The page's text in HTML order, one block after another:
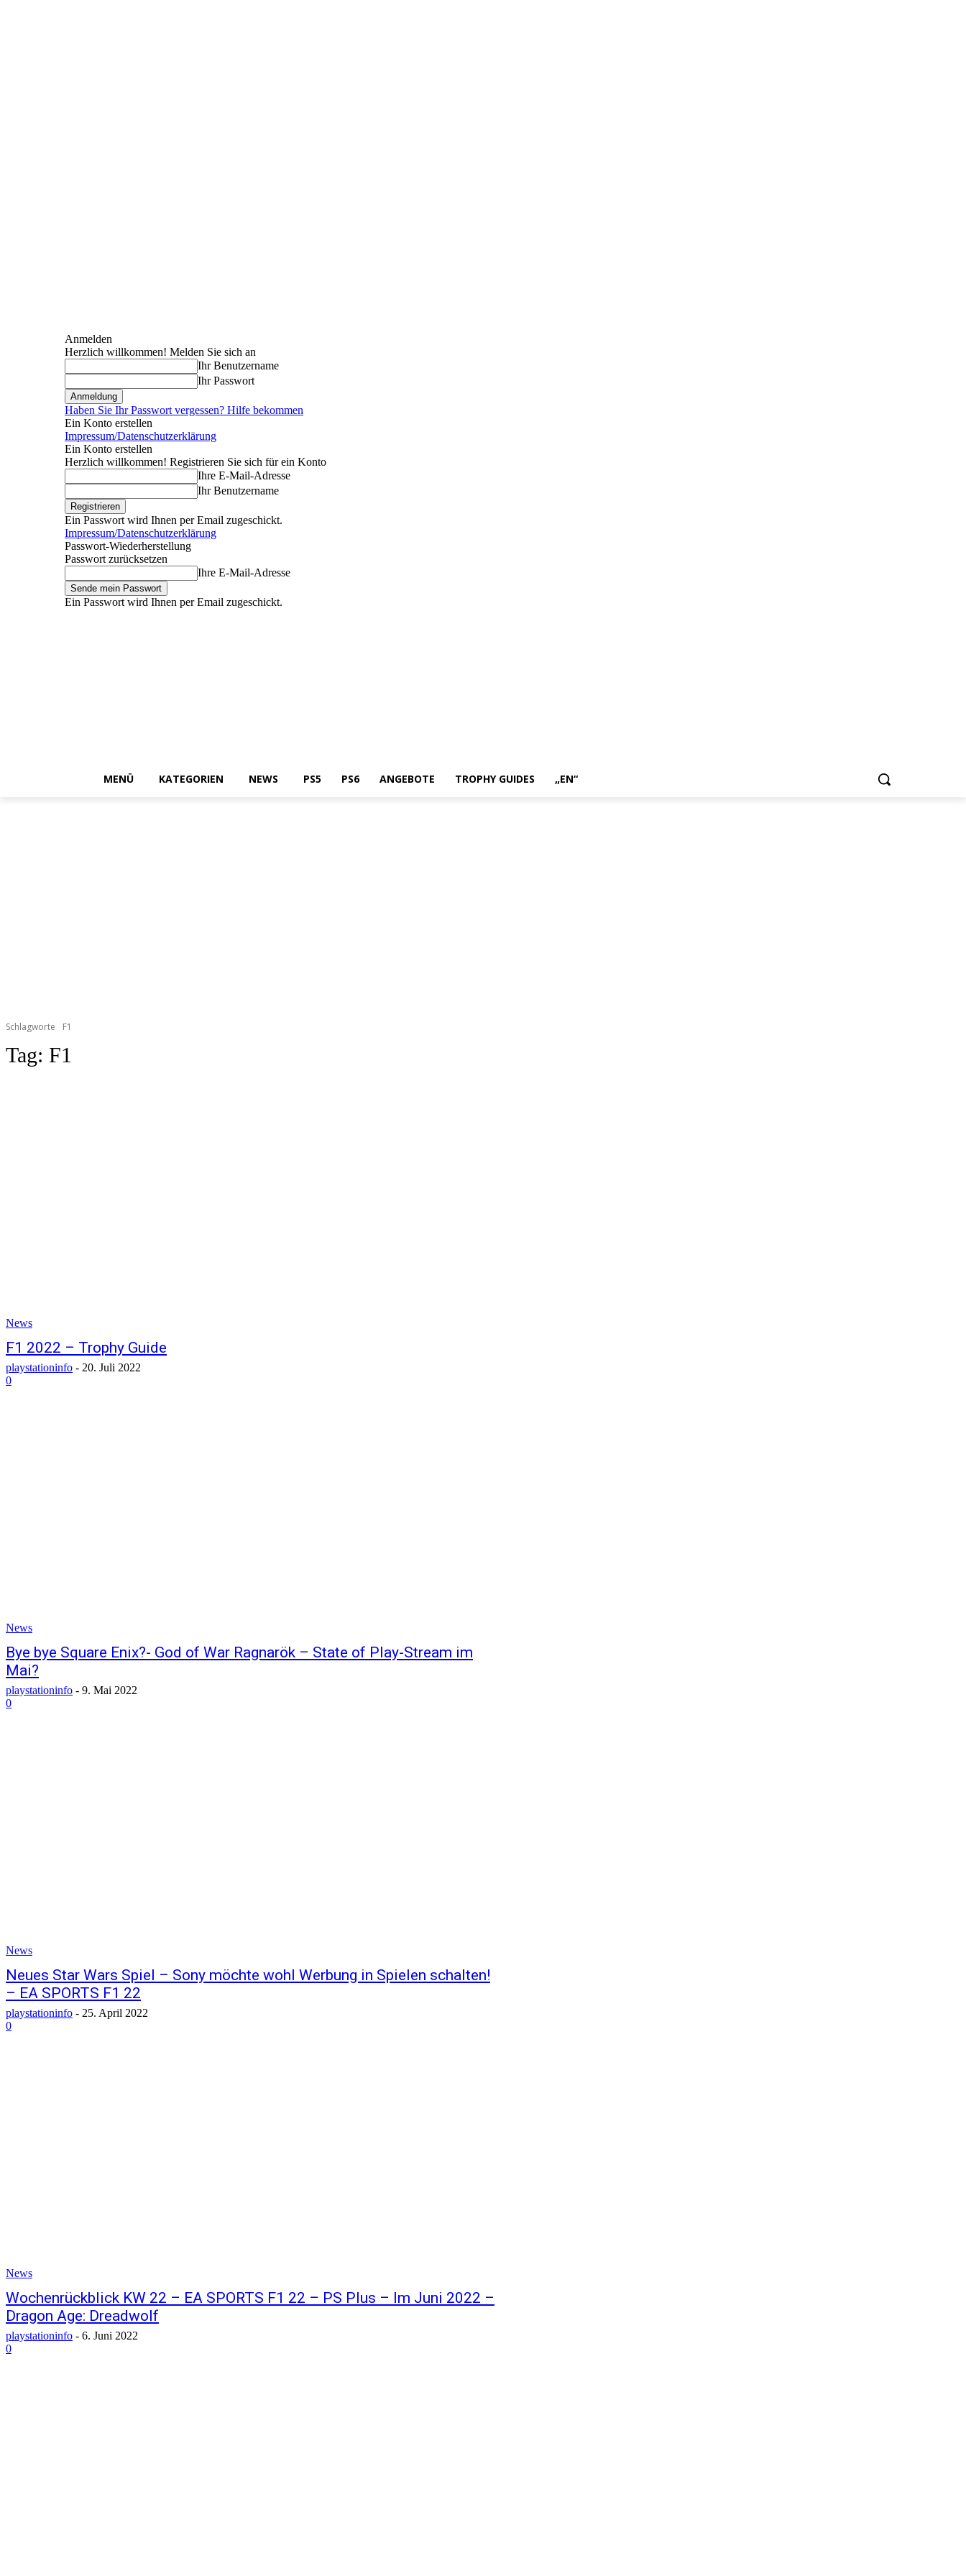
Anmelden
Herzlich willkommen! Melden Sie sich an
Ihr Benutzername
Ihr Passwort
Haben Sie Ihr Passwort vergessen? Hilfe bekommen
Ein Konto erstellen
Impressum/Datenschutzerklärung
Ein Konto erstellen
Herzlich willkommen! Registrieren Sie sich für ein Konto
Ihre E-Mail-Adresse
Ihr Benutzername
Ein Passwort wird Ihnen per Email zugeschickt.
Impressum/Datenschutzerklärung
Passwort-Wiederherstellung
Passwort zurücksetzen
Ihre E-Mail-Adresse
Ein Passwort wird Ihnen per Email zugeschickt.
MENÜ KATEGORIEN NEWS PS5 PS6 ANGEBOTE TROPHY GUIDES „EN“
Schlagworte F1
Tag: F1
News
F1 2022 – Trophy Guide
playstationinfo - 20. Juli 2022
0
News
Bye bye Square Enix?- God of War Ragnarök – State of Play-Stream im
Mai?
playstationinfo - 9. Mai 2022
0
News
Neues Star Wars Spiel – Sony möchte wohl Werbung in Spielen schalten!
– EA SPORTS F1 22
playstationinfo - 25. April 2022
0
News
Wochenrückblick KW 22 – EA SPORTS F1 22 – PS Plus – Im Juni 2022 –
Dragon Age: Dreadwolf
playstationinfo - 6. Juni 2022
0